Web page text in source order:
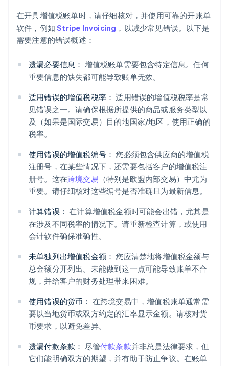
在开具增值税账单时，请仔细核对，并使用可靠的开账单
软件，例如Stripe Invoicing ，以减少常见错误。以下是
需要注意的错误概述：
遗漏必要信息： 增值税账单需要包含特定信息。任何
重要信息的缺失都可能导致账单无效。
适用错误的增值税税率： 适用错误的增值税税率是常
见错误之一。请确保根据所提供的商品或服务类型以
及（如果是国际交易）目的地国家/地区，使用正确的
税率。
使用错误的增值税编号： 您必须包含供应商的增值税
注册号，在某些情况下，还需要包括客户的增值税注
册号。这在跨境交易 （特别是欧盟内部交易）中尤为
重要。请仔细核对这些编号是否准确且为最新信息。
计算错误： 在计算增值税金额时可能会出错，尤其是
在涉及不同税率的情况下。请重新检查计算，或使用
会计软件确保准确性。
未单独列出增值税金额： 您应清楚地将增值税金额与
总金额分开列出。未能做到这一点可能导致账单不合
规，并给客户的财务处理带来困难。
使用错误的货币： 在跨境交易中，增值税账单通常需
要以当地货币或双方约定的汇率显示金额。请核对货
币要求，以避免差异。
遗漏付款条款： 尽管付款条款并非总是法律要求，但
它们能明确双方的期望，并有助于防止争议。在账单